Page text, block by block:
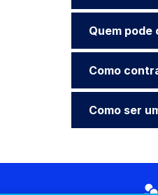
Quem pode
Como
Como ser